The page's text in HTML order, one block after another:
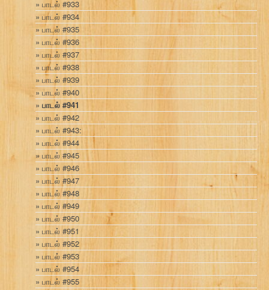
பாடல் #933
பாடல் #934
பாடல் #935
பாடல் #936
பாடல் #937
பாடல் #938
பாடல் #939
பாடல் #940
பாடல் #941
பாடல் #942
பாடல் #943:
பாடல் #944
பாடல் #945
பாடல் #946
பாடல் #947
பாடல் #948
பாடல் #949
பாடல் #950
பாடல் #951
பாடல் #952
பாடல் #953
பாடல் #954
பாடல் #955